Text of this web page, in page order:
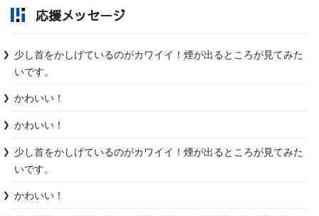
応援メッセージ
少し首をかしげているのがカワイイ！煙が出るところが見てみた
いです。
かわいい！
かわいい！
少し首をかしげているのがカワイイ！煙が出るところが見てみた
いです。
かわいい！